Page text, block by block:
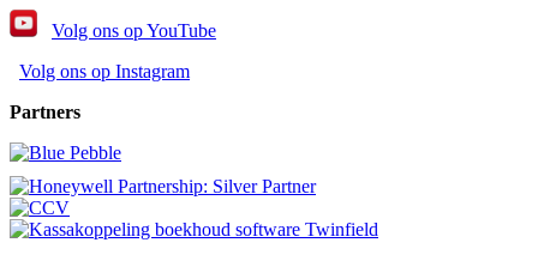
Volg ons op YouTube
Volg ons op Instagram
Partners